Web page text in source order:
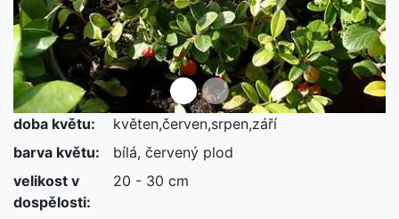
doba květu:
květen,červen,srpen,září
barva květu:
bílá, červený plod
velikost v
dospělosti:
20 - 30 cm